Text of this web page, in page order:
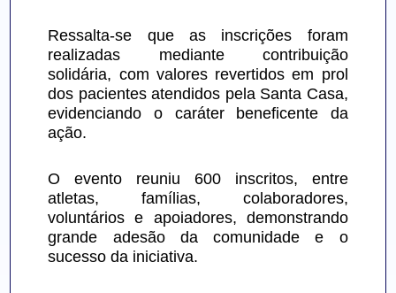
Ressalta-se que as inscrições foram
realizadas mediante contribuição
solidária, com valores revertidos em prol
dos pacientes atendidos pela Santa Casa,
evidenciando o caráter beneficente da
ação.
O evento reuniu 600 inscritos, entre
atletas, famílias, colaboradores,
voluntários e apoiadores, demonstrando
grande adesão da comunidade e o
sucesso da iniciativa.